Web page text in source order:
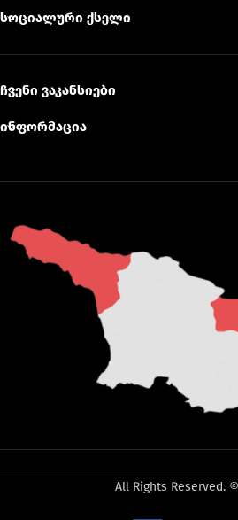
სოციალური ქსელი
ჩვენი ვაკანსიები
ინფორმაცია
All Rights Reserved.